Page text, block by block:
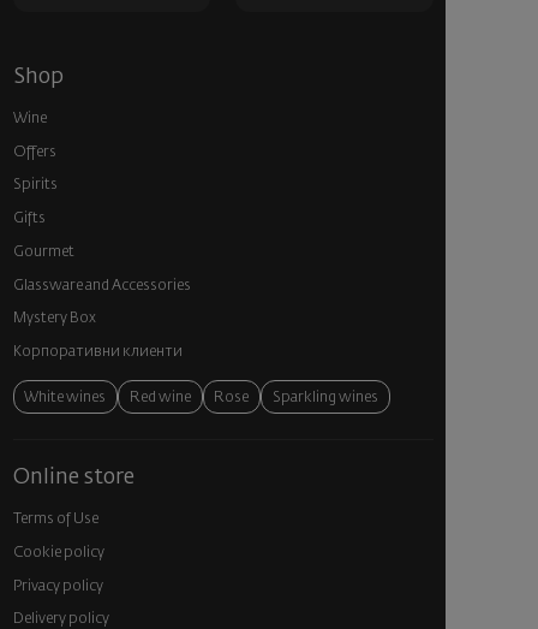
Shop
Wine
Offers
Spirits
Gifts
Gourmet
Glassware and Аccessories
Mystery Box
Корпоративни клиенти
White wines Red wine Rose Sparkling wines
Online store
Terms of Use
Cookie policy
Privacy policy
Delivery policy